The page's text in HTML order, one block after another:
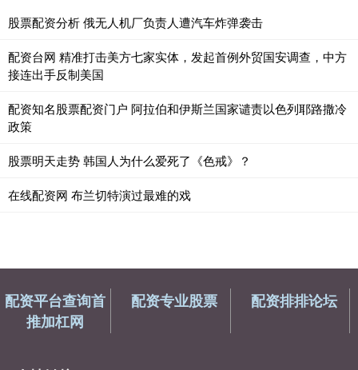
股票配资分析 俄无人机厂负责人遭汽车炸弹袭击
配资台网 精准打击美方七家实体，发起首例外贸国安调查，中方
接连出手反制美国
配资知名股票配资门户 阿拉伯和伊斯兰国家谴责以色列耶路撒冷
政策
股票明天走势 韩国人为什么爱死了《色戒》？
在线配资网 布兰切特演过最难的戏
配资平台查询首
推加杠网
配资专业股票 配资排排论坛